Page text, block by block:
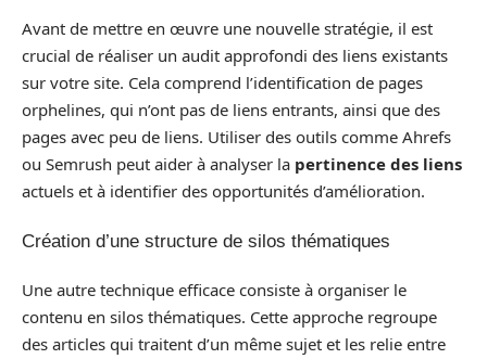
Avant de mettre en œuvre une nouvelle stratégie, il est
crucial de réaliser un audit approfondi des liens existants
sur votre site. Cela comprend l’identification de pages
orphelines, qui n’ont pas de liens entrants, ainsi que des
pages avec peu de liens. Utiliser des outils comme Ahrefs
ou Semrush peut aider à analyser la pertinence des liens
actuels et à identifier des opportunités d’amélioration.
Création d’une structure de silos thématiques
Une autre technique efficace consiste à organiser le
contenu en silos thématiques. Cette approche regroupe
des articles qui traitent d’un même sujet et les relie entre